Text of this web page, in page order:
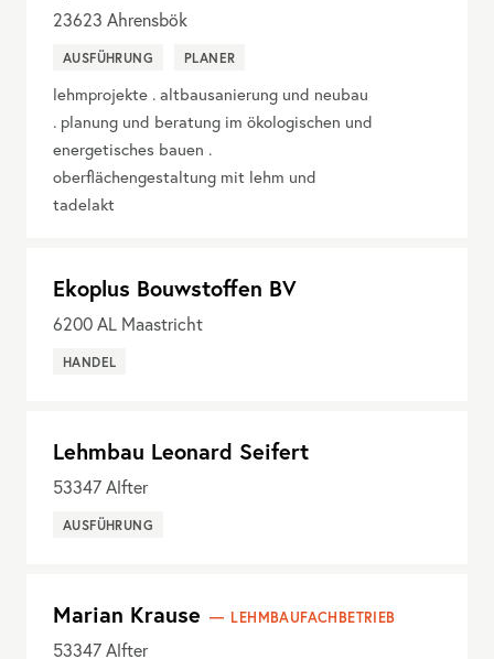
23623 Ahrensbök
AUSFÜHRUNG PLANER
lehmprojekte . altbausanierung und neubau
. planung und beratung im ökologischen und
energetisches bauen .
oberflächengestaltung mit lehm und
tadelakt
Ekoplus Bouwstoffen BV
6200 AL Maastricht
HANDEL
Lehmbau Leonard Seifert
53347 Alfter
AUSFÜHRUNG
Marian Krause LEHMBAUFACHBETRIEB
53347 Alfter